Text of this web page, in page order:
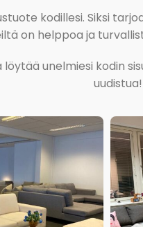
kodillesi. Siksi
on helppoa ja
unelmiesi kodin
uudistua!